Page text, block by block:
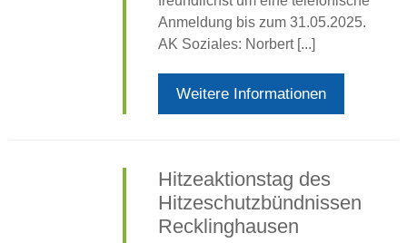
Anmeldung bis zum 31.05.2025.
AK Soziales: Norbert [...]
Weitere Informationen
Hitzeaktionstag des
Hitzeschutzbündnissen
Recklinghausen